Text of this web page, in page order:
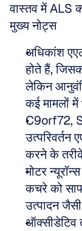
वास्तव में ALS
मुख्य नोट्स
अधिकांश
होते हैं,
लेकिन
कई मामलों में
C9orf72,
उत्परिवर्तन
करने के
मोटर
कचरे को
उत्पादन
ऑक्सीडेटिव